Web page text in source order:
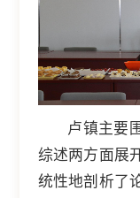
卢镇主要
综述两方面展
统性地剖析了